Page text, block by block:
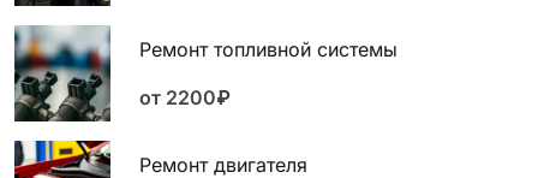
Ремонт топливной системы
от 2200₽
Ремонт двигателя